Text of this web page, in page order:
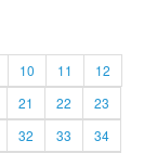
10 11
12
21 22
23
32 33
34